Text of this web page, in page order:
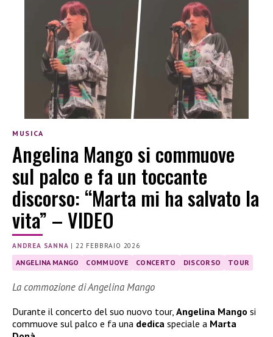
MUSICA
Angelina Mango si commuove
sul palco e fa un toccante
discorso: “Marta mi ha salvato la
vita” – VIDEO
ANDREA SANNA |22 FEBBRAIO 2026
ANGELINA MANGO COMMUOVE CONCERTO DISCORSO TOUR
La commozione di Angelina Mango
Durante il concerto del suo nuovo tour, Angelina Mango si
commuove sul palco e fa una dedica speciale a Marta